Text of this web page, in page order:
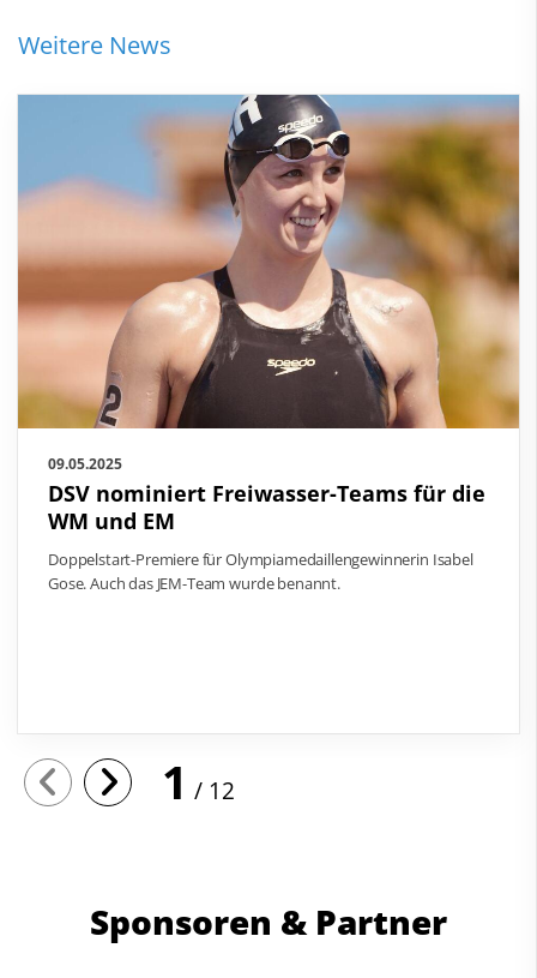
Weitere News
09.05.2025
DSV nominiert Freiwasser-Teams für die
WM und EM
Doppelstart-Premiere für Olympiamedaillengewinnerin Isabel
Gose. Auch das JEM-Team wurde benannt.
1 12
Sponsoren & Partner